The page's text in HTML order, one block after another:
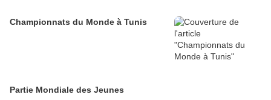
Championnats du Monde à Tunis
Partie Mondiale des Jeunes